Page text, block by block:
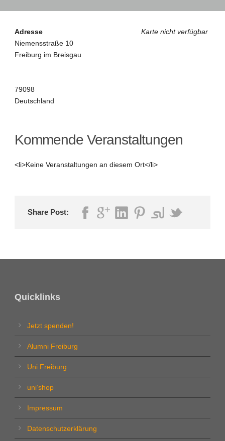
Karte nicht verfügbar
Adresse
Niemensstraße 10
Freiburg im Breisgau
79098
Deutschland
Kommende Veranstaltungen
<li>Keine Veranstaltungen an diesem Ort</li>
Share Post:
Quicklinks
Jetzt spenden!
Alumni Freiburg
Uni Freiburg
uni’shop
Impressum
Datenschutzerklärung